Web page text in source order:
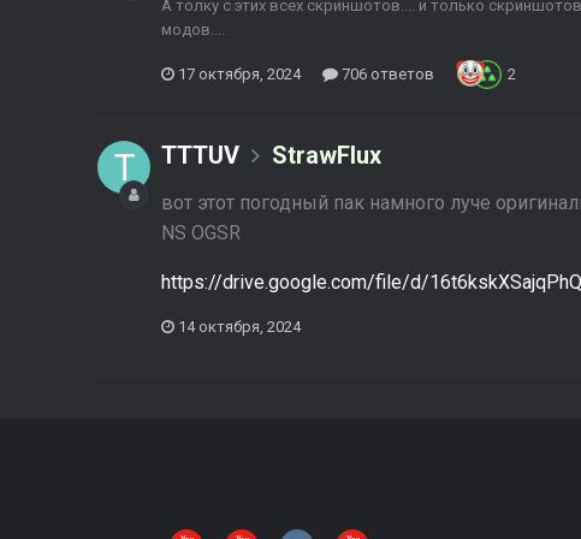
А толку с этих всех скриншотов.... и только
модов....
17 октября, 2024 706 ответов 2
TTTUV StrawFlux
вот этот погодный пак намного луче
NS OGSR
https://drive.google.com/file/d/
14 октября, 2024